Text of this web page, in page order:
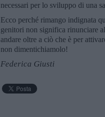
necessari per lo sviluppo di una
Ecco perché rimango indignata
genitori non significa rinunciare
andare oltre a ciò che è per
non dimentichiamolo!
Federica Giusti